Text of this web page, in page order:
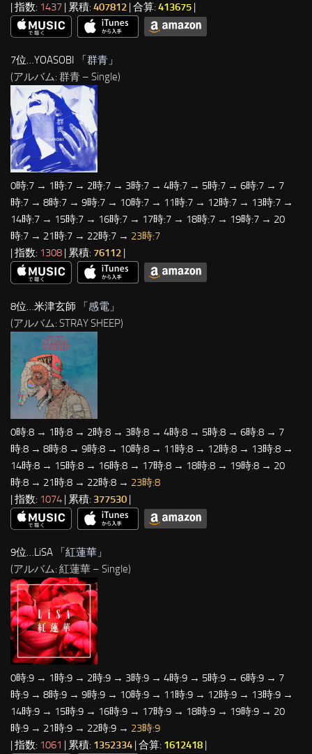
| 指数: 1437 | 累積: 407812 | 合算: 413675 |
7位…YOASOBI 「 群青 」
(アルバム: 群青 – Single)
0時:7 → 1時:7 → 2時:7 → 3時:7 → 4時:7 → 5時:7 → 6時:7 → 7
時:7 → 8時:7 → 9時:7 → 10時:7 → 11時:7 → 12時:7 → 13時:7 →
14時:7 → 15時:7 → 16時:7 → 17時:7 → 18時:7 → 19時:7 → 20
時:7 → 21時:7 → 22時:7 → 23時:7
| 指数: 1308 | 累積: 76112
8位…米津玄師 「感電 」
(アルバム: STRAY SHEEP)
0時:8 → 1時:8 → 2時:8 → 3時:8 → 4時:8 → 5時:8 → 6時:8 → 7
時:8 → 8時:8 → 9時:8 → 10時:8 → 11時:8 → 12時:8 → 13時:8 →
14時:8 → 15時:8 → 16時:8 → 17時:8 → 18時:8 → 19時:8 → 20
時:8 → 21時:8 → 22時:8 → 23時:8
| 指数: 1074 | 累積: 377530 |
9位…LiSA 「紅蓮華 」
(アルバム: 紅蓮華 – Single)
0時:9 → 1時:9 → 2時:9 → 3時:9 → 4時:9 → 5時:9 → 6時:9 → 7
時:9 → 8時:9 → 9時:9 → 10時:9 → 11時:9 → 12時:9 → 13時:9 →
14時:9 → 15時:9 → 16時:9 → 17時:9 → 18時:9 → 19時:9 → 20
時:9 → 21時:9 → 22時:9 → 23時:9
| 指数: 1061 | 累積: 1352334 | 合算: 1612418 |